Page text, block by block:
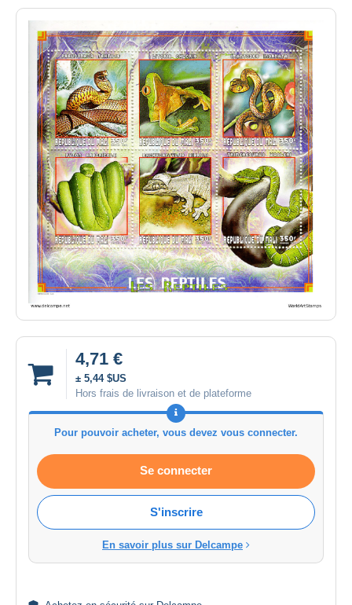
4,71 €
± 5,44 $US
Hors frais de livraison et de plateforme
Pour pouvoir acheter, vous devez vous connecter.
Se connecter
S'inscrire
En savoir plus sur Delcampe